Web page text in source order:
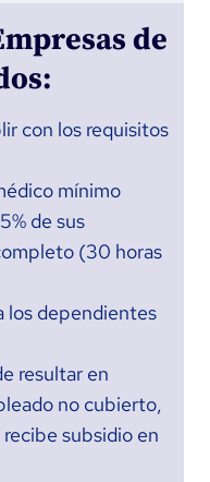
de
con los requisitos
mínimo
de sus
(30 horas
los dependientes
resultar en
no cubierto,
subsidio en